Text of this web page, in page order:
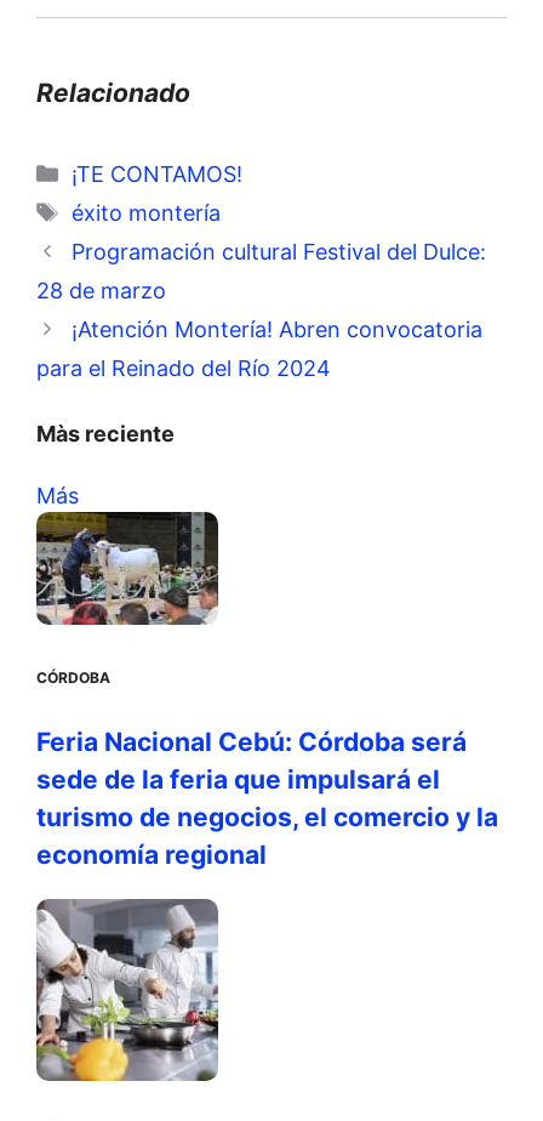
Relacionado
Categorías
¡TE CONTAMOS!
Etiquetas
éxito montería
Programación cultural Festival del Dulce:
28 de marzo
¡Atención Montería! Abren convocatoria
para el Reinado del Río 2024
Màs reciente
Más
CÓRDOBA
Feria Nacional Cebú: Córdoba será
sede de la feria que impulsará el
turismo de negocios, el comercio y la
economía regional